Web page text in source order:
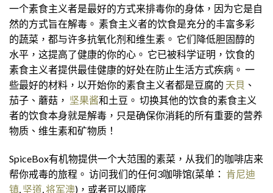
一个素食主义者是最好的方式来排毒你的身体，因为它是自
然的方式旨在解毒。 素食主义者的饮食是充分的丰富多彩
的蔬菜，都与许多抗氧化剂和维生素。 它们降低胆固醇的
水平，这提高了健康的你的心。 它已被科学证明，饮食的
素食主义者提供最佳健康的好处在防止生活方式疾病。 一
些最好的材料，以开始你的素食主义者都是豆腐的 天貝 、
茄子、蘑菇， 坚果酱和土豆。 切换其他的饮食的素食主义
者的饮食本身就是解毒，只是确保你消耗的所有重要的营养
物质、维生素和矿物质！
SpiceBox有机物提供一个大范围的素菜，从我们的咖啡店来
帮你戒毒的旅程。 访问我们的任何3咖啡馆(菜单： 肯尼迪
镇, 坚道,将军澳)，或者可以顺序